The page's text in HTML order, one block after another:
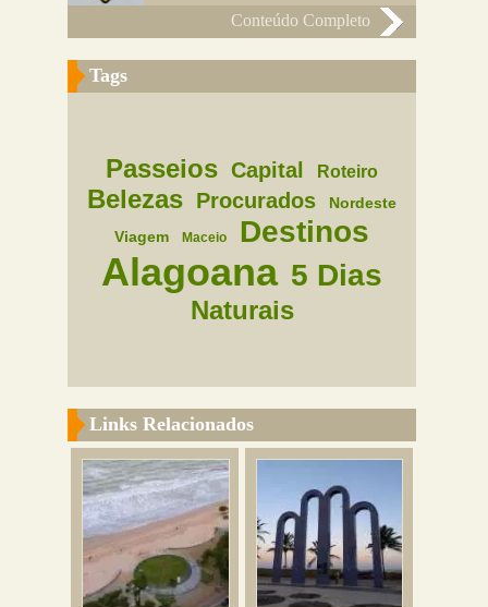
Conteúdo Completo
Tags
Passeios Capital Roteiro
Belezas Procurados
Nordeste
Viagem
Maceio Destinos
Alagoana 5 Dias
Naturais
Links Relacionados